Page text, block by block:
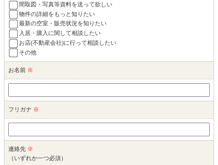
間取図・写真等資料を送って欲しい
物件の詳細をもっと知りたい
最新の空室・販売状況を知りたい
入居・購入に関して相談したい
お店(不動産会社)に行って相談したい
その他
お名前 ※
フリガナ ※
連絡先 ※
（いずれか一つ必須）